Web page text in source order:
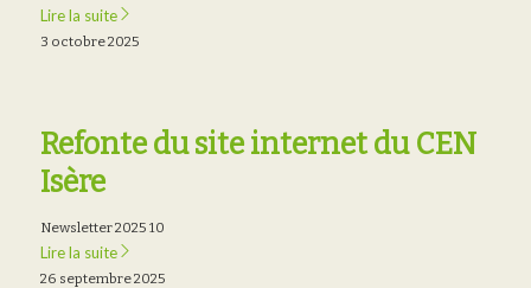
Lire la suite
3 octobre 2025
Refonte du site internet du CEN
Isère
Newsletter 2025 10
Lire la suite
26 septembre 2025